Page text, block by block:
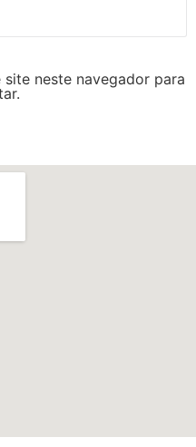
neste navegador para